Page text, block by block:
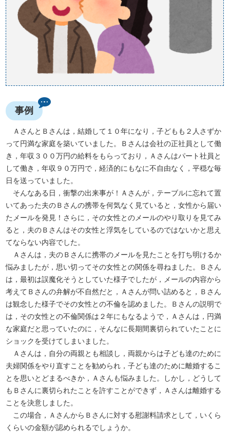
事例
ＡさんとＢさんは，結婚して１０年になり，子どもも２人さずか
って円満な家庭を築いていました。Ｂさんは会社の正社員として働
き，年収３００万円の給料をもらっており，Ａさんはパート社員と
して働き，年収９０万円で，経済的にもなに不自由なく，平穏な毎
日を送っていました。
そんなある日，衝撃の出来事が！Ａさんが，テーブルに忘れて置
いてあった夫のＢさんの携帯を何気なく見ていると，女性から届い
たメールを発見！さらに，その女性とのメールのやり取りを見てみ
ると，夫のＢさんはその女性と浮気をしているのではないかと思え
てならない内容でした。
Ａさんは，夫のＢさんに携帯のメールを見たことを打ち明けるか
悩みましたが，思い切ってその女性との関係を尋ねました。Ｂさん
は，最初は誤魔化そうとしていた様子でしたが，メールの内容から
考えてＢさんの弁解が不自然だと，Ａさんが問い詰めると，Ｂさん
は観念した様子でその女性との不倫を認めました。Ｂさんの説明で
は，その女性との不倫関係は２年にもなるようで，Ａさんは，円満
な家庭だと思っていたのに，そんなに長期間裏切られていたことに
ショックを受けてしまいました。
Ａさんは，自分の両親とも相談し，両親からは子ども達のために
夫婦関係をやり直すことを勧められ，子ども達のために離婚するこ
とを思いとどまるべきか，Ａさんも悩みました。しかし，どうして
もＢさんに裏切られたことを許すことができず，Ａさんは離婚する
ことを決意しました。
この場合，ＡさんからＢさんに対する慰謝料請求として，いくら
くらいの金額が認められるでしょうか。